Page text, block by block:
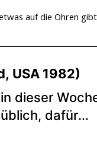
auf die Ohren